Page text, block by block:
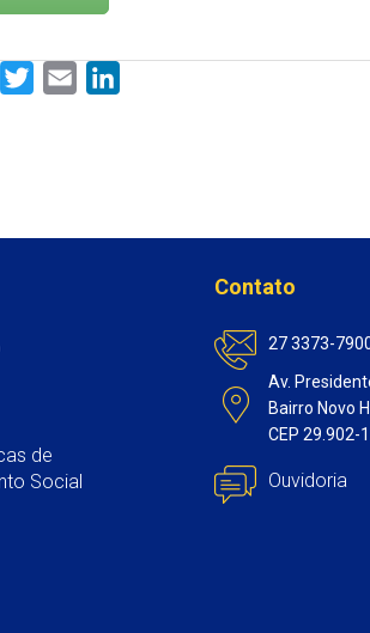
e
d
de
Social
Contato
27 3373-
Av.
Bairro Novo
CEP 29.902-
Ouvidoria